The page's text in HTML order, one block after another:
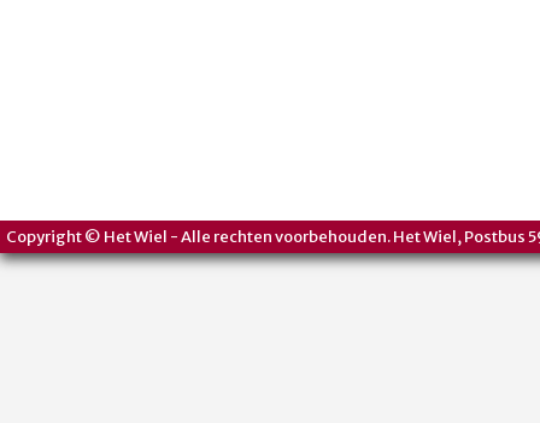
Copyright © Het Wiel - Alle rechten voorbehouden. Het Wiel, Postbus